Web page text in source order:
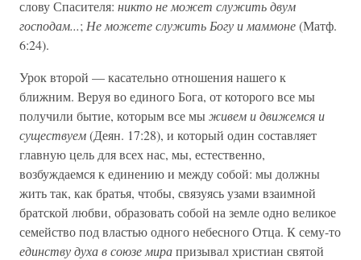
слову Спасителя: никто не может служить двум
господам...; Не можете служить Богу и маммоне(Матф.
6:24).
Урок второй — касательно отношения нашего к
ближним. Веруя во единого Бога, от которого все мы
получили бытие, которым все мыживем и движемся и
существуем(Деян. 17:28), и ко­торый один составляет
главную цель для всех нас, мы, есте­ственно,
возбуждаемся к единению и между собой: мы должны
жить так, как братья, чтобы, связуясь узами взаимной
братской любви, образовать собой на земле одно великое
семейство под властью одного небесного Отца. К сему-то
единству духа в союзе мирапризывал христиан святой